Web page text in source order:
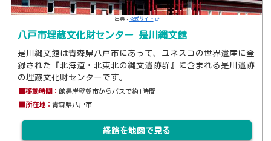
出典： 公式サイト
八戸市埋蔵文化財センター 是川縄文館
是川縄文館は青森県八戸市にあって、ユネスコの世界遺産に登
録された『北海道・北東北の縄文遺跡群』に含まれる是川遺跡
の埋蔵文化財センターです。
■移動時間：館鼻岸壁朝市からバスで約1時間
■所在地： 青森県八戸市
経路を地図で見る